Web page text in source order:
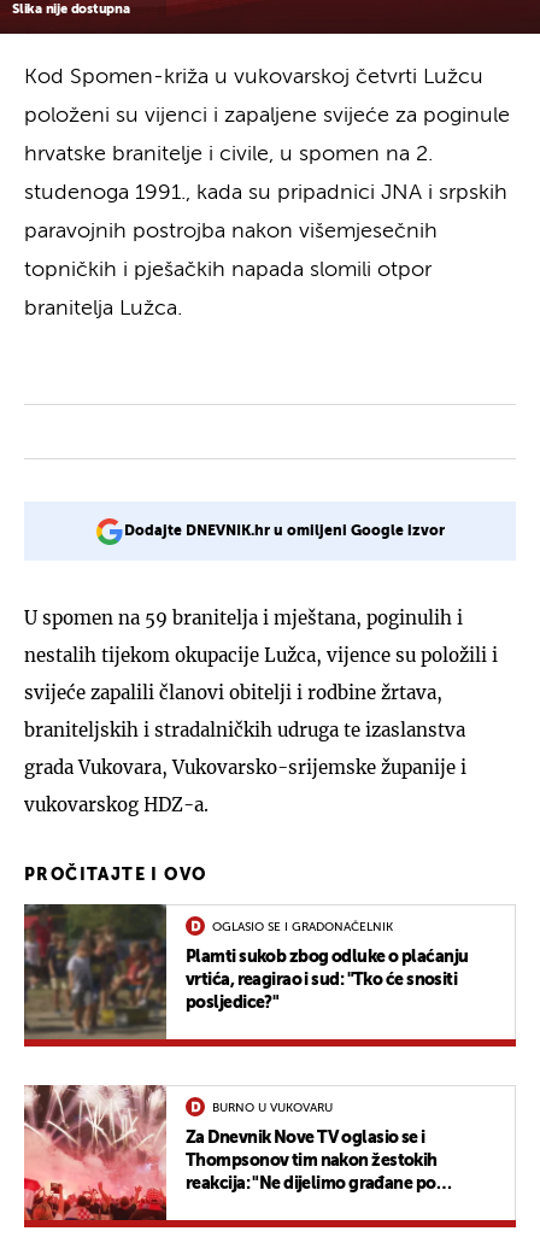
Slika nije dostupna
Kod Spomen-križa u vukovarskoj četvrti Lužcu
položeni su vijenci i zapaljene svijeće za poginule
hrvatske branitelje i civile, u spomen na 2.
studenoga 1991., kada su pripadnici JNA i srpskih
paravojnih postrojba nakon višemjesečnih
topničkih i pješačkih napada slomili otpor
branitelja Lužca.
Dodajte DNEVNIK.hr u omiljeni Google izvor
U spomen na 59 branitelja i mještana, poginulih i
nestalih tijekom okupacije Lužca, vijence su položili i
svijeće zapalili članovi obitelji i rodbine žrtava,
braniteljskih i stradalničkih udruga te izaslanstva
grada Vukovara, Vukovarsko-srijemske županije i
vukovarskog HDZ-a.
PROČITAJTE I OVO
OGLASIO SE I GRADONAČELNIK
Plamti sukob zbog odluke o plaćanju
vrtića, reagirao i sud: "Tko će snositi
posljedice?"
BURNO U VUKOVARU
Za Dnevnik Nove TV oglasio se i
Thompsonov tim nakon žestokih
reakcija: "Ne dijelimo građane po